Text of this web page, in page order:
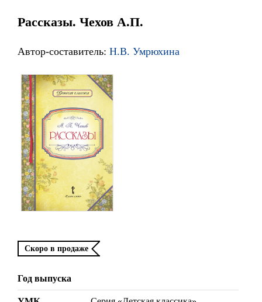
Рассказы. Чехов А.П.
Автор-составитель: Н.В. Умрюхина
Скоро в продаже
Год выпуска